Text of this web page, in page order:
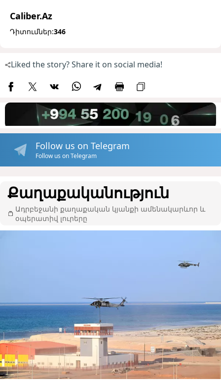
Caliber.Az
Դիտումներ:346
Liked the story? Share it on social media!
Follow us on Telegram
Follow us on Telegram
Քաղաքականություն
Ադրբեջանի քաղաքական կյանքի ամենակարևոր և
օպերատիվ լուրերը